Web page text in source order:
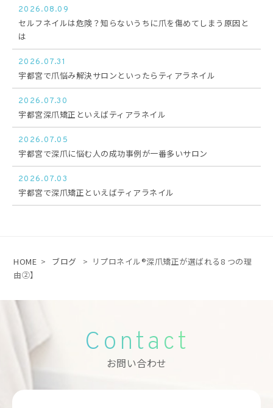
2026.08.09
セルフネイルは危険？知らないうちに爪を傷めてしまう原因と
は
2026.07.31
宇都宮で爪悩み解決サロンといったらティアラネイル
2026.07.30
宇都宮深爪矯正といえばティアラネイル
2026.07.05
宇都宮で深爪に悩む人の成功事例が一番多いサロン
2026.07.03
宇都宮で深爪矯正といえばティアラネイル
HOME > ブログ > リプロネイル®深爪矯正が選ばれる8 つの理
由②】
Contact
お問い合わせ